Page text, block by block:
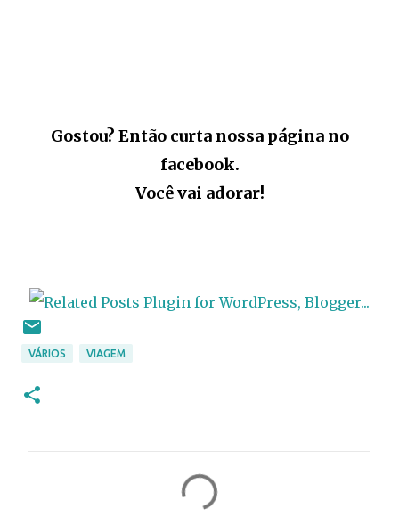
Gostou? Então curta nossa página no
facebook.
Você vai adorar!
VÁRIOS VIAGEM